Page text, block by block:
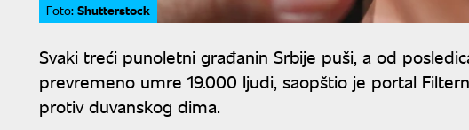
Foto: Shutterstock
Svaki treći punoletni građanin Srbije puši, a od
prevremeno umre 19.000 ljudi, saopštio je portal
protiv duvanskog dima.